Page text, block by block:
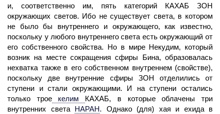
и, соответственно им, пять категорий КАХАБ ЗОН
окружающих светов. Ибо не существует света, в котором
не было бы внутреннего и окружающего, как известно,
поскольку у любого внутреннего света есть окружающий от
его собственного свойства. Но в мире Некудим, который
возник на месте сокращения сфиры Бина, образовалась
нехватка также в его собственном внутреннем (свойстве),
поскольку две внутренние сфиры ЗОН отделились от
ступени и стали окружающими. И на ступени остались
только троекелим КАХАБ, в которые облачены три
внутренних света
НАРАН. Однако (для) хая и ехида в